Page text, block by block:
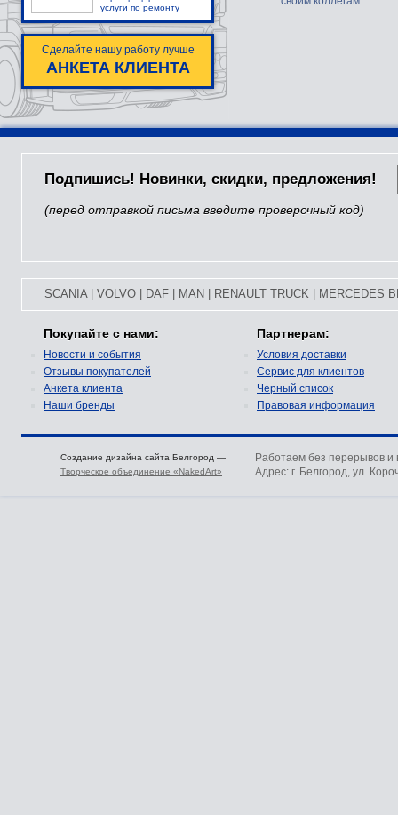
услуги по ремонту
Сделайте нашу работу лучше
АНКЕТА КЛИЕНТА
Подпишись! Новинки, скидки, предложения!
(перед отправкой письма введите проверочный код)
SCANIA| VOLVO DAF MAN RENAULT TRUCK MERCEDES
Покупайте с нами:
Новости и события
Отзывы покупателей
Анкета клиента
Наши бренды
Партнерам:
Условия доставки
Сервис для клиентов
Черный список
Правовая информация
Создание дизайна сайта Белгород —
Творческое объединение «NakedArt»
Работаем без перерывов и
Адрес: г. Белгород, ул.